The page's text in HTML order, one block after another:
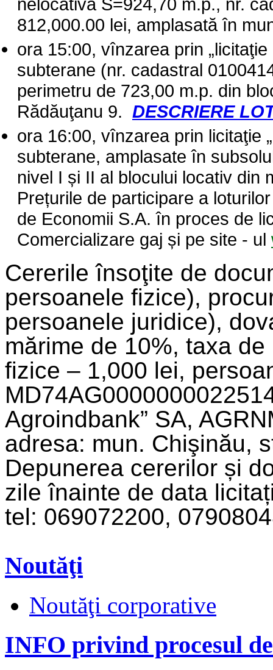
812,000.00 lei, amplasată în
ora 15:00, vînzarea prin
subterane (nr. cadastral
perimetru de 723,00 m.p. din
Rădăuţanu 9. DESCRIERE
ora 16:00, vînzarea prin licitaţie
subterane, amplasate în
nivel I și II al blocului locativ din
Prețurile de participare a
de Economii S.A. în proces de
Comercializare gaj și pe site - ul
Cererile însoţite de
persoanele fizice),
persoanele juridice),
mărime de 10%, taxa
fizice – 1,000 lei,
Agroindbank” SA,
adresa: mun. Chişinău,
Depunerea cererilor și
zile înainte de data
tel: 069072200,
Noutăţi
Noutăţi corporative
INFO privind procesul